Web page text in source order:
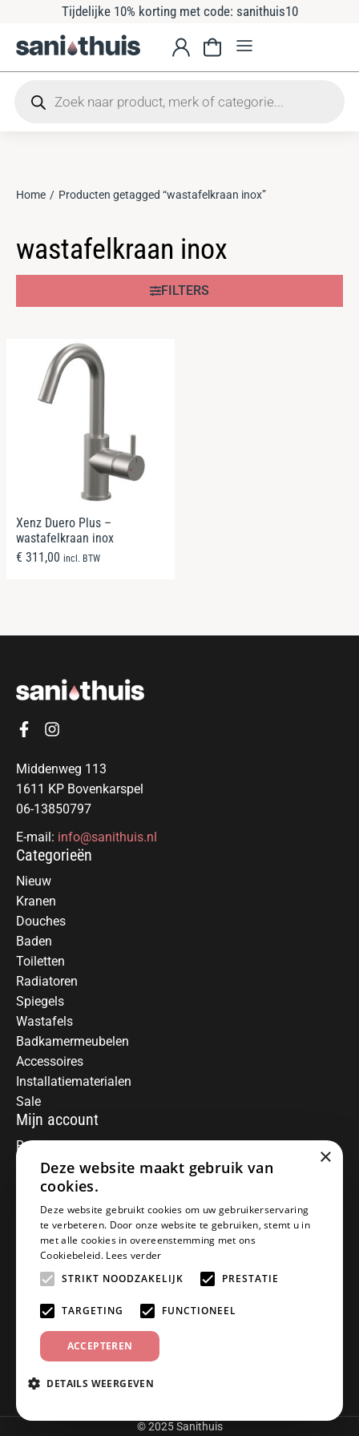
Tijdelijke 10% korting met code: sanithuis10
Je bent hier:
Home Producten getagged “wastafelkraan inox”
wastafelkraan inox
FILTERS
Xenz Duero Plus –
wastafelkraan inox
€ 311,00 incl. BTW
Middenweg 113
1611 KP Bovenkarspel
06-13850797
E-mail: info@sanithuis.nl
Categorieën
Nieuw
Kranen
Douches
Baden
Toiletten
Radiatoren
Spiegels
Wastafels
Badkamermeubelen
Accessoires
Installatiematerialen
Sale
Mijn account
Registreren
Mijn bestellingen
Informatie
Over ons
Algemene voorwaarden
Disclaimer
Privacy Policy
Betaalmethoden
Retourneren
Klantenservice
Offerte aanvragen
Contact
© 2025 Sanithuis
×
Deze website maakt gebruik van
cookies.
Deze website gebruikt cookies om uw gebruikerservaring
te verbeteren. Door onze website te gebruiken, stemt u in
met alle cookies in overeenstemming met ons
Cookiebeleid. Lees verder
STRIKT NOODZAKELIJK
PRESTATIE
TARGETING FUNCTIONEEL
ACCEPTEREN
DETAILS WEERGEVEN